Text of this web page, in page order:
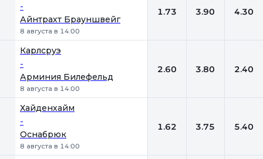
-
Айнтрахт Брауншвейг
8 августа в 14:00
1.73 3.90 4.30
Карлсруэ
-
Арминия Билефельд
8 августа в 14:00
2.60 3.80 2.40
Хайденхайм
-
Оснабрюк
8 августа в 14:00
1.62 3.75 5.40